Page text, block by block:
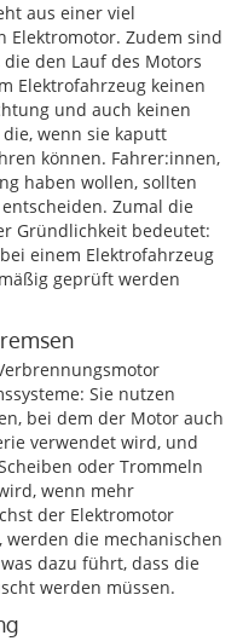
aus einer viel
Elektromotor. Zudem sind
den Lauf des Motors
Elektrofahrzeug keinen
und auch keinen
wenn sie kaputt
können. Fahrer:innen,
haben wollen, sollten
Zumal die
Gründlichkeit bedeutet:
einem Elektrofahrzeug
geprüft werden
Sie nutzen
bei dem der Motor auch
verwendet wird, und
oder Trommeln
wenn mehr
der Elektromotor
die mechanischen
dazu führt, dass die
werden müssen.